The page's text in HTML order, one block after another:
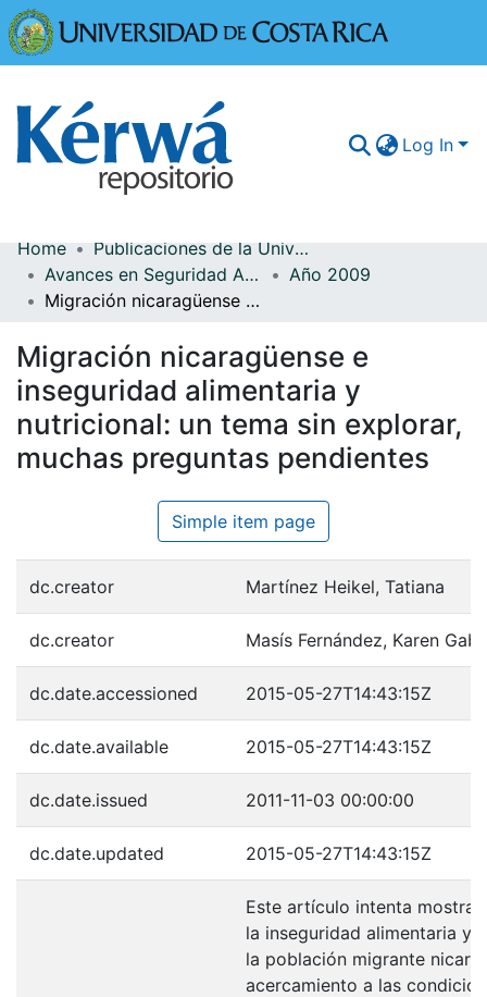
Log In
Communities & Collections
More Information
Browse Kérwá
Statistics
Home
Publicaciones de la Universidad de Costa Rica
Avances en Seguridad Alimentaria y Nutricional
Año 2009
Migración nicaragüense e inseguridad alimentaria y nutricional: un tema sin explorar, muchas preguntas pendientes
Migración nicaragüense e
inseguridad alimentaria y
nutricional: un tema sin explorar,
muchas preguntas pendientes
Simple item page
dc.creator Martínez Heikel, Tatiana
dc.creator Masís Fernández, Karen
dc.date.accessioned 2015-05-27T14:43:15Z
dc.date.available 2015-05-27T14:43:15Z
dc.date.issued 2011-11-03 00:00:00
dc.date.updated 2015-05-27T14:43:15Z
Este artículo intenta
la inseguridad alimentaria y
la población migrante
acercamiento a las